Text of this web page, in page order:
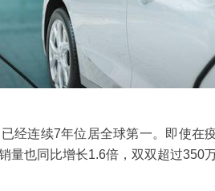
经连续7年位居全球第一。即使在
量也同比增长1.6倍，双双超过350万